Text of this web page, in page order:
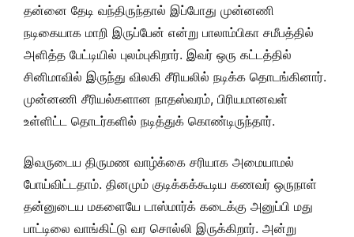
தன்னை தேடி வந்திருந்தால் இப்போது முன்னணி
நடிகையாக மாறி இருப்பேன் என்று பாலாம்பிகா சமீபத்தில்
அளித்த பேட்டியில் புலம்புகிறார். இவர் ஒரு கட்டத்தில்
சினிமாவில் இருந்து விலகி சீரியலில் நடிக்க தொடங்கினார்.
முன்னணி சீரியல்களான நாதஸ்வரம், பிரியமானவள்
உள்ளிட்ட தொடர்களில் நடித்துக் கொண்டிருந்தார்.
இவருடைய திருமண வாழ்க்கை சரியாக அமையாமல்
போய்விட்டதாம். தினமும் குடிக்கக்கூடிய கணவர் ஒருநாள்
தன்னுடைய மகளையே டாஸ்மார்க் கடைக்கு அனுப்பி மது
பாட்டிலை வாங்கிட்டு வர சொல்லி இருக்கிறார். அன்று